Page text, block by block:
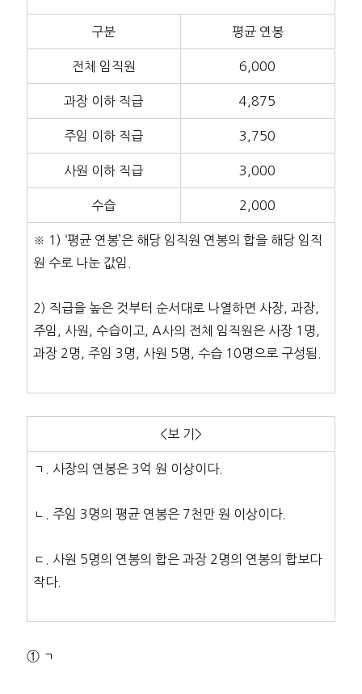
구분 평균 연봉
전체 임직원 6,000
과장 이하 직급 4,875
주임 이하 직급 3,750
사원 이하 직급 3,000
수습 2,000
※ 1) ‘평균 연봉’은 해당 임직원 연봉의 합을 해당 임직
원 수로 나눈 값임.
2) 직급을 높은 것부터 순서대로 나열하면 사장, 과장,
주임, 사원, 수습이고, A사의 전체 임직원은 사장 1명,
과장 2명, 주임 3명, 사원 5명, 수습 10명으로 구성됨.
<보 기>
ㄱ. 사장의 연봉은 3억 원 이상이다.
ㄴ. 주임 3명의 평균 연봉은 7천만 원 이상이다.
ㄷ. 사원 5명의 연봉의 합은 과장 2명의 연봉의 합보다
작다.
① ㄱ